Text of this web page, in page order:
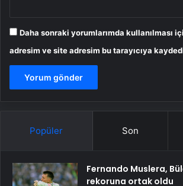
Daha sonraki yorumlarımda kullanılması
adresim ve site adresim bu tarayıcıya
Popüler Son
Fernando Muslera,
rekoruna ortak oldu